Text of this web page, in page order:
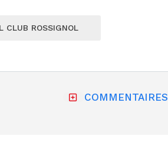
CLUB ROSSIGNOL
COMMENTAIRES